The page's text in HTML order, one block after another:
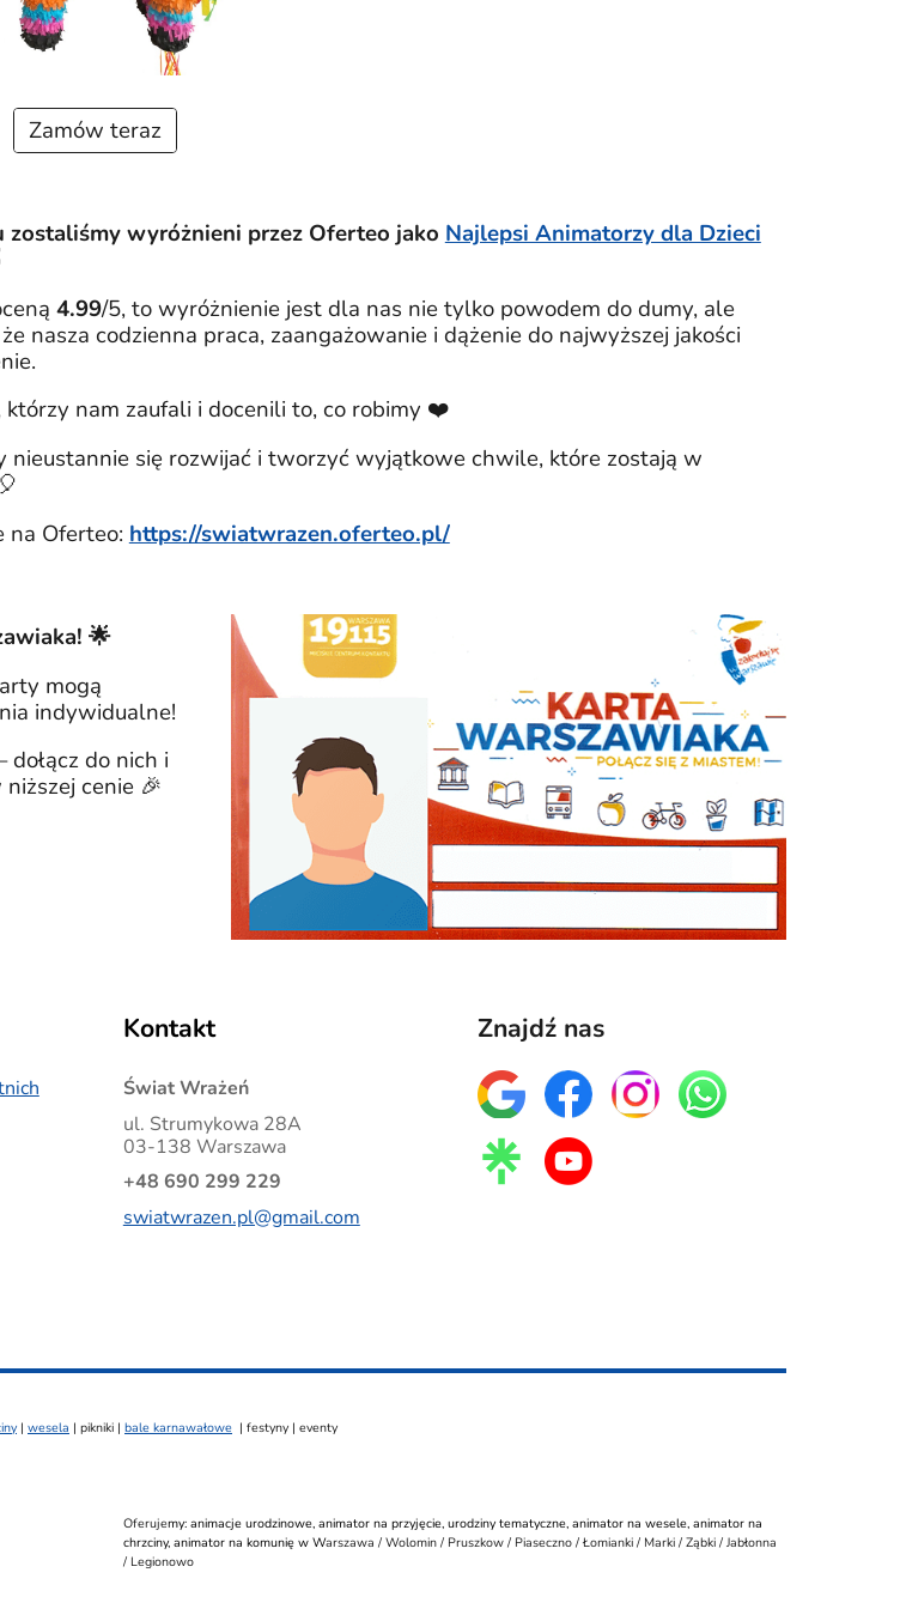
Zamów teraz
zostaliśmy wyróżnieni przez Oferteo jako Najlepsi Animatorzy dla Dzieci
4.99/5, to wyróżnienie jest dla nas nie tylko powodem do dumy, ale
nasza codzienna praca, zaangażowanie i dążenie do najwyższej jakości
którzy nam zaufali i docenili to, co robimy ❤️
nieustannie się rozwijać i tworzyć wyjątkowe chwile, które zostają w
na Oferteo: https://swiatwrazen.oferteo.pl/
🌟
mogą
indywidualne!
do nich i
cenie 🎉
Kontakt
Świat Wrażeń
ul. Strumykowa 28A
03-138 Warszawa
+48 690 299 229
swiatwrazen.pl@gmail.com
Znajdź nas
| wesela | pikniki | bale karnawałowe | festyny | eventy
Oferujemy: animacje urodzinowe, animator na przyjęcie, urodziny tematyczne, animator na wesele, animator na
chrzciny, animator na komunięw Warszawa / Wolomin / Pruszkow / Piaseczno / Łomianki / Marki / Ząbki / Jabłonna
/ Legionowo